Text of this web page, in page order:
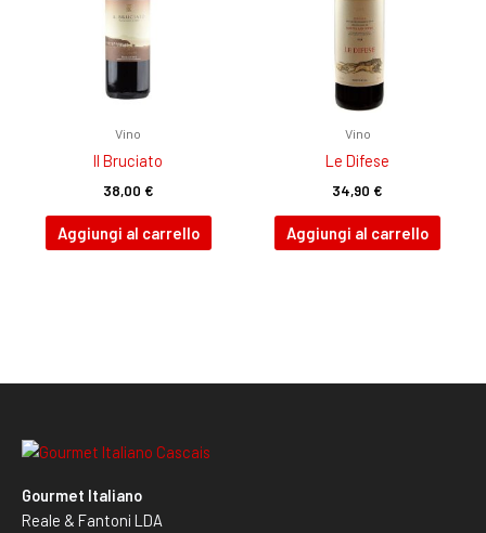
Vino
Il Bruciato
38,00 €
Aggiungi al carrello
Vino
Le Difese
34,90 €
Aggiungi al carrello
Gourmet Italiano
Reale & Fantoni LDA